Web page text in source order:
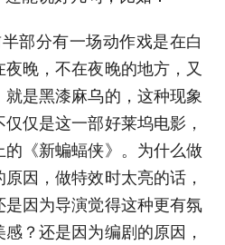
部分有一场动作戏是在白
晚，不在夜晚的地方，又
是黑漆麻乌的，这种现象
仅是这一部好莱坞电影，
《新蝙蝠侠》。为什么做
因，做特效时太亮的话，
因为导演觉得这种更有氛
？还是因为编剧的原因，